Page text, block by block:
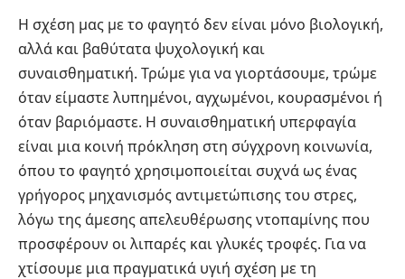
Η σχέση μας με το φαγητό δεν είναι μόνο βιολογική,
αλλά και βαθύτατα ψυχολογική και
συναισθηματική. Τρώμε για να γιορτάσουμε, τρώμε
όταν είμαστε λυπημένοι, αγχωμένοι, κουρασμένοι ή
όταν βαριόμαστε. Η συναισθηματική υπερφαγία
είναι μια κοινή πρόκληση στη σύγχρονη κοινωνία,
όπου το φαγητό χρησιμοποιείται συχνά ως ένας
γρήγορος μηχανισμός αντιμετώπισης του στρες,
λόγω της άμεσης απελευθέρωσης ντοπαμίνης που
προσφέρουν οι λιπαρές και γλυκές τροφές. Για να
χτίσουμε μια πραγματικά υγιή σχέση με τη